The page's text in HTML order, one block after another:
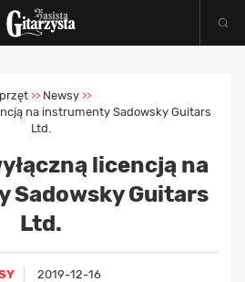
>> Newsy >>
na instrumenty Sadowsky Guitars
Ltd.
licencją na
Sadowsky Guitars
Ltd.
2019-12-16